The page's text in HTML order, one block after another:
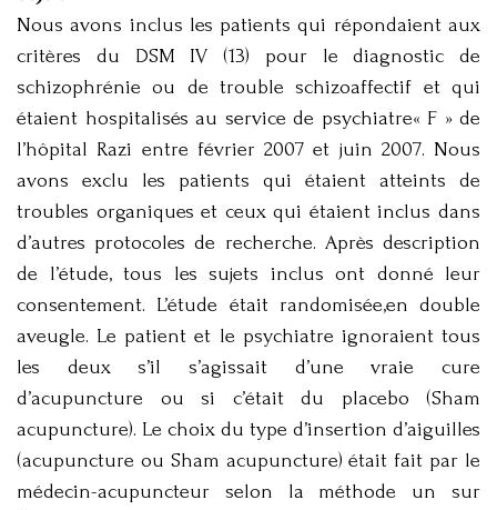
Nous avons inclus les patients qui répondaient aux
critères du DSM IV (13) pour le diagnostic de
schizophrénie ou de trouble schizoaffectif et qui
étaient hospitalisés au service de psychiatre« F » de
l’hôpital Razi entre février 2007 et juin 2007. Nous
avons exclu les patients qui étaient atteints de
troubles organiques et ceux qui étaient inclus dans
d’autres protocoles de recherche. Après description
de l’étude, tous les sujets inclus ont donné leur
consentement. L’étude était randomisée,en double
aveugle. Le patient et le psychiatre ignoraient tous
les deux s’il s’agissait d’une vraie cure
d’acupuncture ou si c’était du placebo (Sham
acupuncture). Le choix du type d’insertion d’aiguilles
(acupuncture ou Sham acupuncture) était fait par le
médecin-acupuncteur selon la méthode un sur